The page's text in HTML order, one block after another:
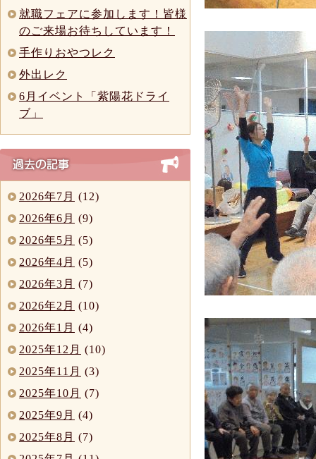
就職フェアに参加します！皆様
のご来場お待ちしています！
手作りおやつレク
外出レク
6月イベント「紫陽花ドライ
ブ」
2026年7月 (12)
2026年6月 (9)
2026年5月 (5)
2026年4月 (5)
2026年3月 (7)
2026年2月 (10)
2026年1月 (4)
2025年12月 (10)
2025年11月 (3)
2025年10月 (7)
2025年9月 (4)
2025年8月 (7)